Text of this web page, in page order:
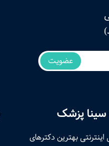
عضویت
پزشک
بهترین دکترهای